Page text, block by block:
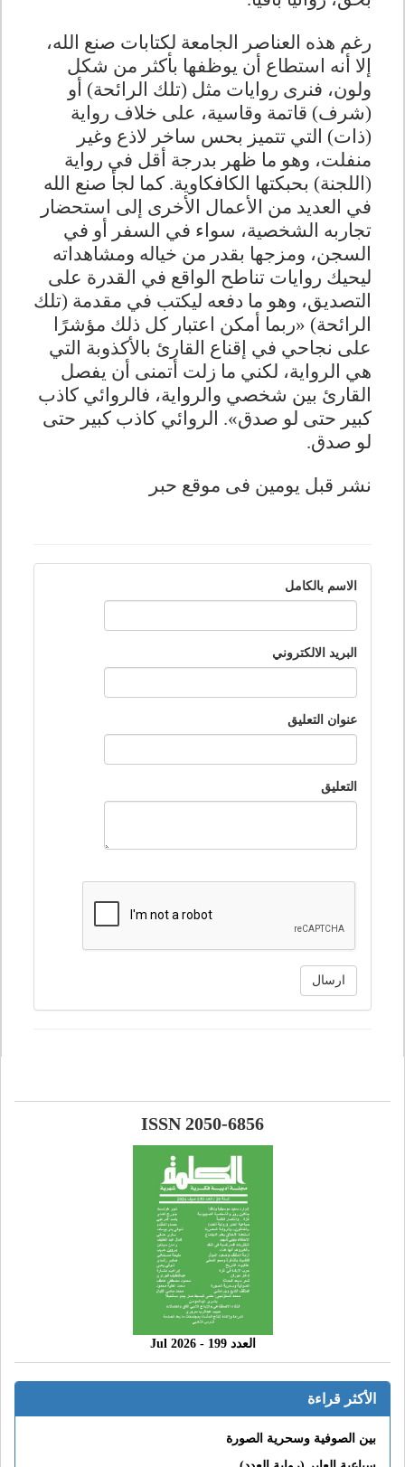
رغم هذه العناصر الجامعة لكتابات صنع الله،
إلا أنه استطاع أن يوظفها بأكثر من شكل
ولون، فنرى روايات مثل (تلك الرائحة) أو
(شرف) قاتمة وقاسية، على خلاف رواية
(ذات) التي تتميز بحس ساخر لاذع وغير
منفلت، وهو ما ظهر بدرجة أقل في رواية
(اللجنة) بحبكتها الكافكاوية. كما لجأ صنع الله
في العديد من الأعمال الأخرى إلى استحضار
تجاربه الشخصية، سواء في السفر أو في
السجن، ومزجها بقدر من خياله ومشاهداته
ليحيك روايات تناطح الواقع في القدرة على
التصديق، وهو ما دفعه ليكتب في مقدمة (تلك
الرائحة) «ربما أمكن اعتبار كل ذلك مؤشرًا
على نجاحي في إقناع القارئ بالأكذوبة التي
هي الرواية، لكني ما زلت أتمنى أن يفصل
القارئ بين شخصي والرواية، فالروائي كاذب
كبير حتى لو صدق». الروائي كاذب كبير حتى
لو صدق.
نشر قبل يومين فى موقع حبر
الاسم بالكامل
البريد الالكتروني
عنوان التعليق
التعليق
ارسال
ISSN 2050-6856
العدد 199 - 2026 Jul
الأكثر قراءة
بين الصوفية وسحرية الصورة